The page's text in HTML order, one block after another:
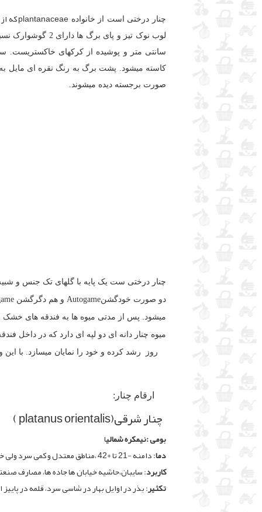
چنار درختی است از خانواده plantanaceae که از
سانتی متر و پوشیده از کرکهای خاکستریست.
کاسته میشود. پشت برگ به رنگ نقره ای مایل
صورت برجسته دیده میشوند.
چنار درختی ست یک پایه با گلهای تک جنس و
میشود. پس از مدتی میوه ها به فندقه های
میوه چنار دانه ای دو لپه ای دارد که در داخل
ارقام چنار:
چنار شرقی(platanus orientalis )
بومی :نیمکره شمالیا
دما: دامنه -21 تا +42 ،مناطق معتدل و کمی سرد ولی خشکسالی را تحمل میکند.
کاربرد: سایبان،حاشیه خیابان ها جاده ها، مصارف
تکثیر: بذر در اوایل بهار در شاسی سرد، قلمه در